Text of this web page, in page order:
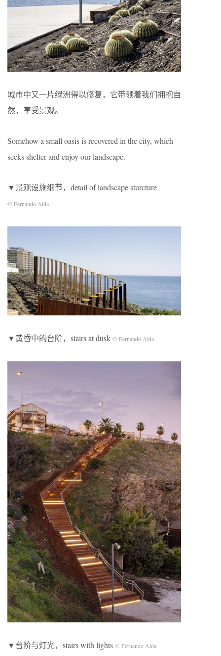
城市中又一片绿洲得以修复，它带领着我们拥抱自
然，享受景观。
Somehow a small oasis is recovered in the city, which
seeks shelter and enjoy our landscape.
▼景观设施细节，detail of landscape sturcture
© Fernando Alda
▼黄昏中的台阶，stairs at dusk © Fernando Alda
▼台阶与灯光，stairs with lights © Fernando Alda